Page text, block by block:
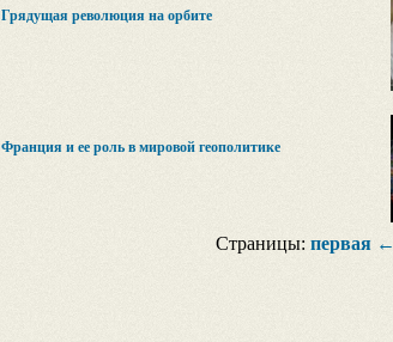
Грядущая революция на орбитe
Франция и ее роль в мировой геополитике
Страницы: первая←